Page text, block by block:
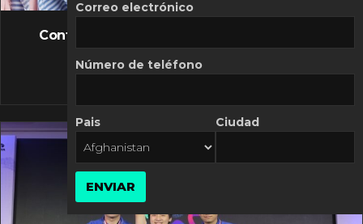
FLASH NEWS
Controversia de Mercado Libre por costos
10 MARZO, 2026
Correo electrónico
Número de teléfono
Pais Ciudad
ENVIAR